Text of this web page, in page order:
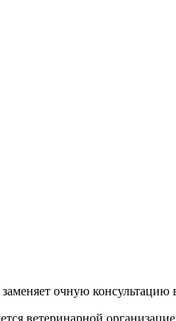
очную консультацию
ветеринарной